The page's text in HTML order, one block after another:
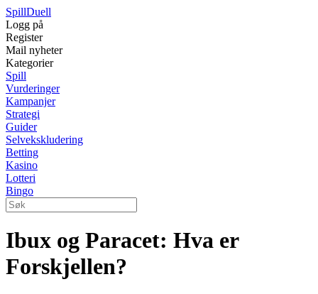
SpillDuell
Logg på
Register
Mail nyheter
Kategorier
Spill
Vurderinger
Kampanjer
Strategi
Guider
Selvekskludering
Betting
Kasino
Lotteri
Bingo
Ibux og Paracet: Hva er
Forskjellen?